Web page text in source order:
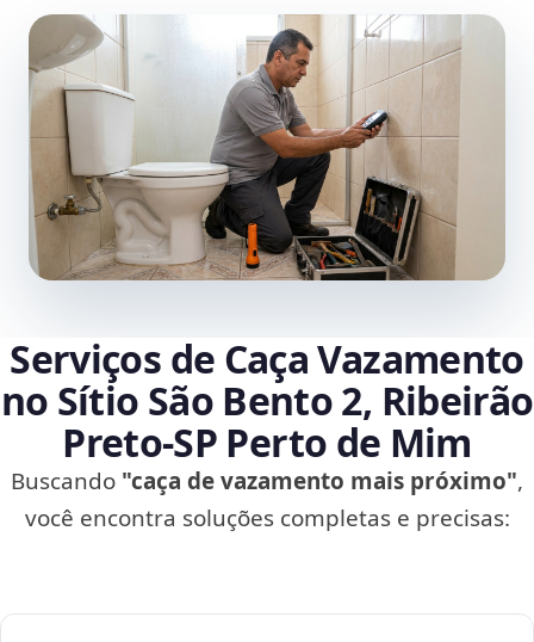
Serviços de Caça Vazamento
no Sítio São Bento 2, Ribeirão
Preto‑SP Perto de Mim
Buscando "caça de vazamento mais próximo",
você encontra soluções completas e precisas: